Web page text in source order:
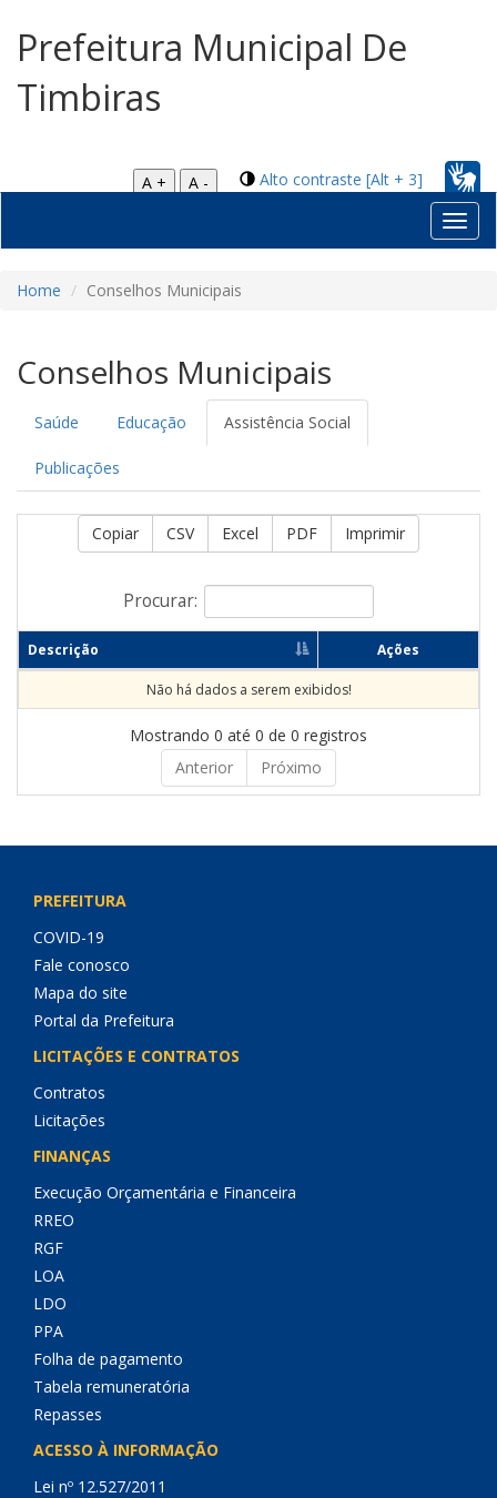
Prefeitura Municipal De
Timbiras
Alto contraste [Alt + 3]
A +
A -
Home Conselhos Municipais
Conselhos Municipais
Saúde Educação Assistência Social
Publicações
Copiar CSV Excel PDF Imprimir
Procurar:
Descrição Ações
Não há dados a serem exibidos!
Mostrando 0 até 0 de 0 registros
Anterior
Próximo
PREFEITURA
COVID-19
Fale conosco
Mapa do site
Portal da Prefeitura
LICITAÇÕES E CONTRATOS
Contratos
Licitações
FINANÇAS
Execução Orçamentária e Financeira
RREO
RGF
LOA
LDO
PPA
Folha de pagamento
Tabela remuneratória
Repasses
ACESSO À INFORMAÇÃO
Lei nº 12.527/2011